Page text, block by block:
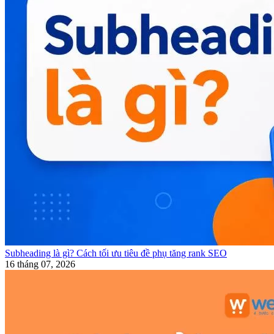
Subheading là gì? Cách tối ưu tiêu đề phụ tăng rank SEO
16 tháng 07, 2026